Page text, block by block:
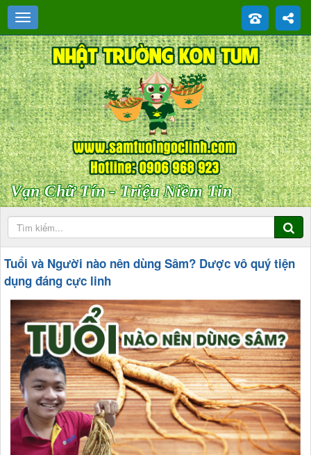
Vạn Chữ Tín - Triệu Niềm Tin
Tuổi và Người nào nên dùng Sâm? Dược vô quý tiện
dụng đáng cực linh